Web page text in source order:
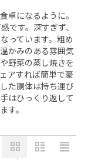
卓になるように。
です。深すぎず、
っています。粗め
かみのある雰囲気
野菜の蒸し焼きを
アすれば簡単で豪
た胴体は持ち運び
はひっくり返して
す。